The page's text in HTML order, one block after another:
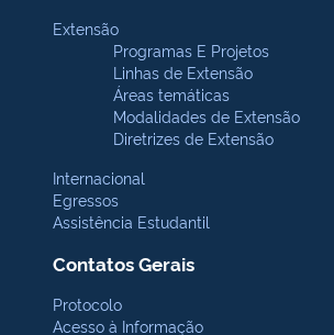
Extensão
Programas E Projetos
Linhas de Extensão
Áreas temáticas
Modalidades de Extensão
Diretrizes de Extensão
Internacional
Egressos
Assistência Estudantil
Contatos Gerais
Protocolo
Acesso à Informação